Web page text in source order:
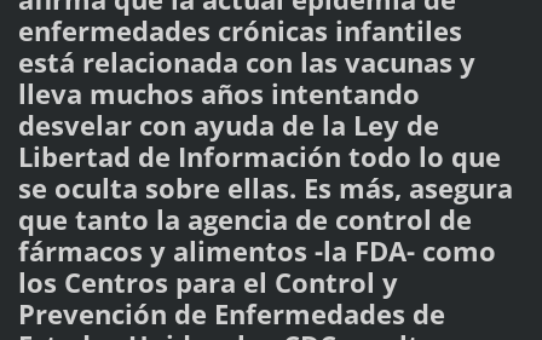
enfermedades crónicas infantiles
está relacionada con las vacunas y
lleva muchos años intentando
desvelar con ayuda de la Ley de
Libertad de Información todo lo que
se oculta sobre ellas. Es más, asegura
que tanto la agencia de control de
fármacos y alimentos -la FDA- como
los Centros para el Control y
Prevención de Enfermedades de